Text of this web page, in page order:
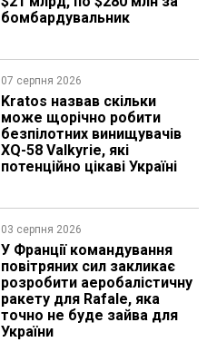
бомбардувальник
07 серпня 2026
Kratos назвав скільки
може щорічно робити
безпілотних винищувачів
XQ-58 Valkyrie, які
потенційно цікаві Україні
03 серпня 2026
У Франції командування
повітряних сил закликає
розробити аеробалістичну
ракету для Rafale, яка
точно не буде зайва для
України